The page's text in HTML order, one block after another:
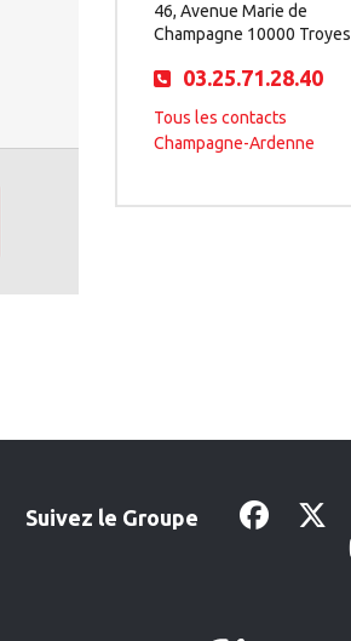
46, Avenue Marie de
Champagne 10000 Troyes
03.25.71.28.40
Tous les contacts
Champagne-Ardenne
Suivez le Groupe